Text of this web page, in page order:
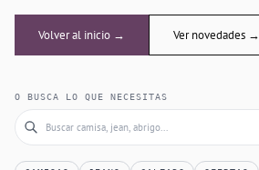
Volver al inicio → Ver novedades →
O BUSCA LO QUE NECESITAS